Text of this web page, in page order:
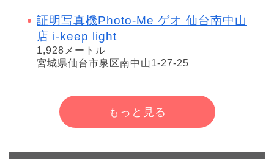
証明写真機Photo-Me ゲオ 仙台南中山
店 i-keep light
1,928メートル
宮城県仙台市泉区南中山1-27-25
もっと見る